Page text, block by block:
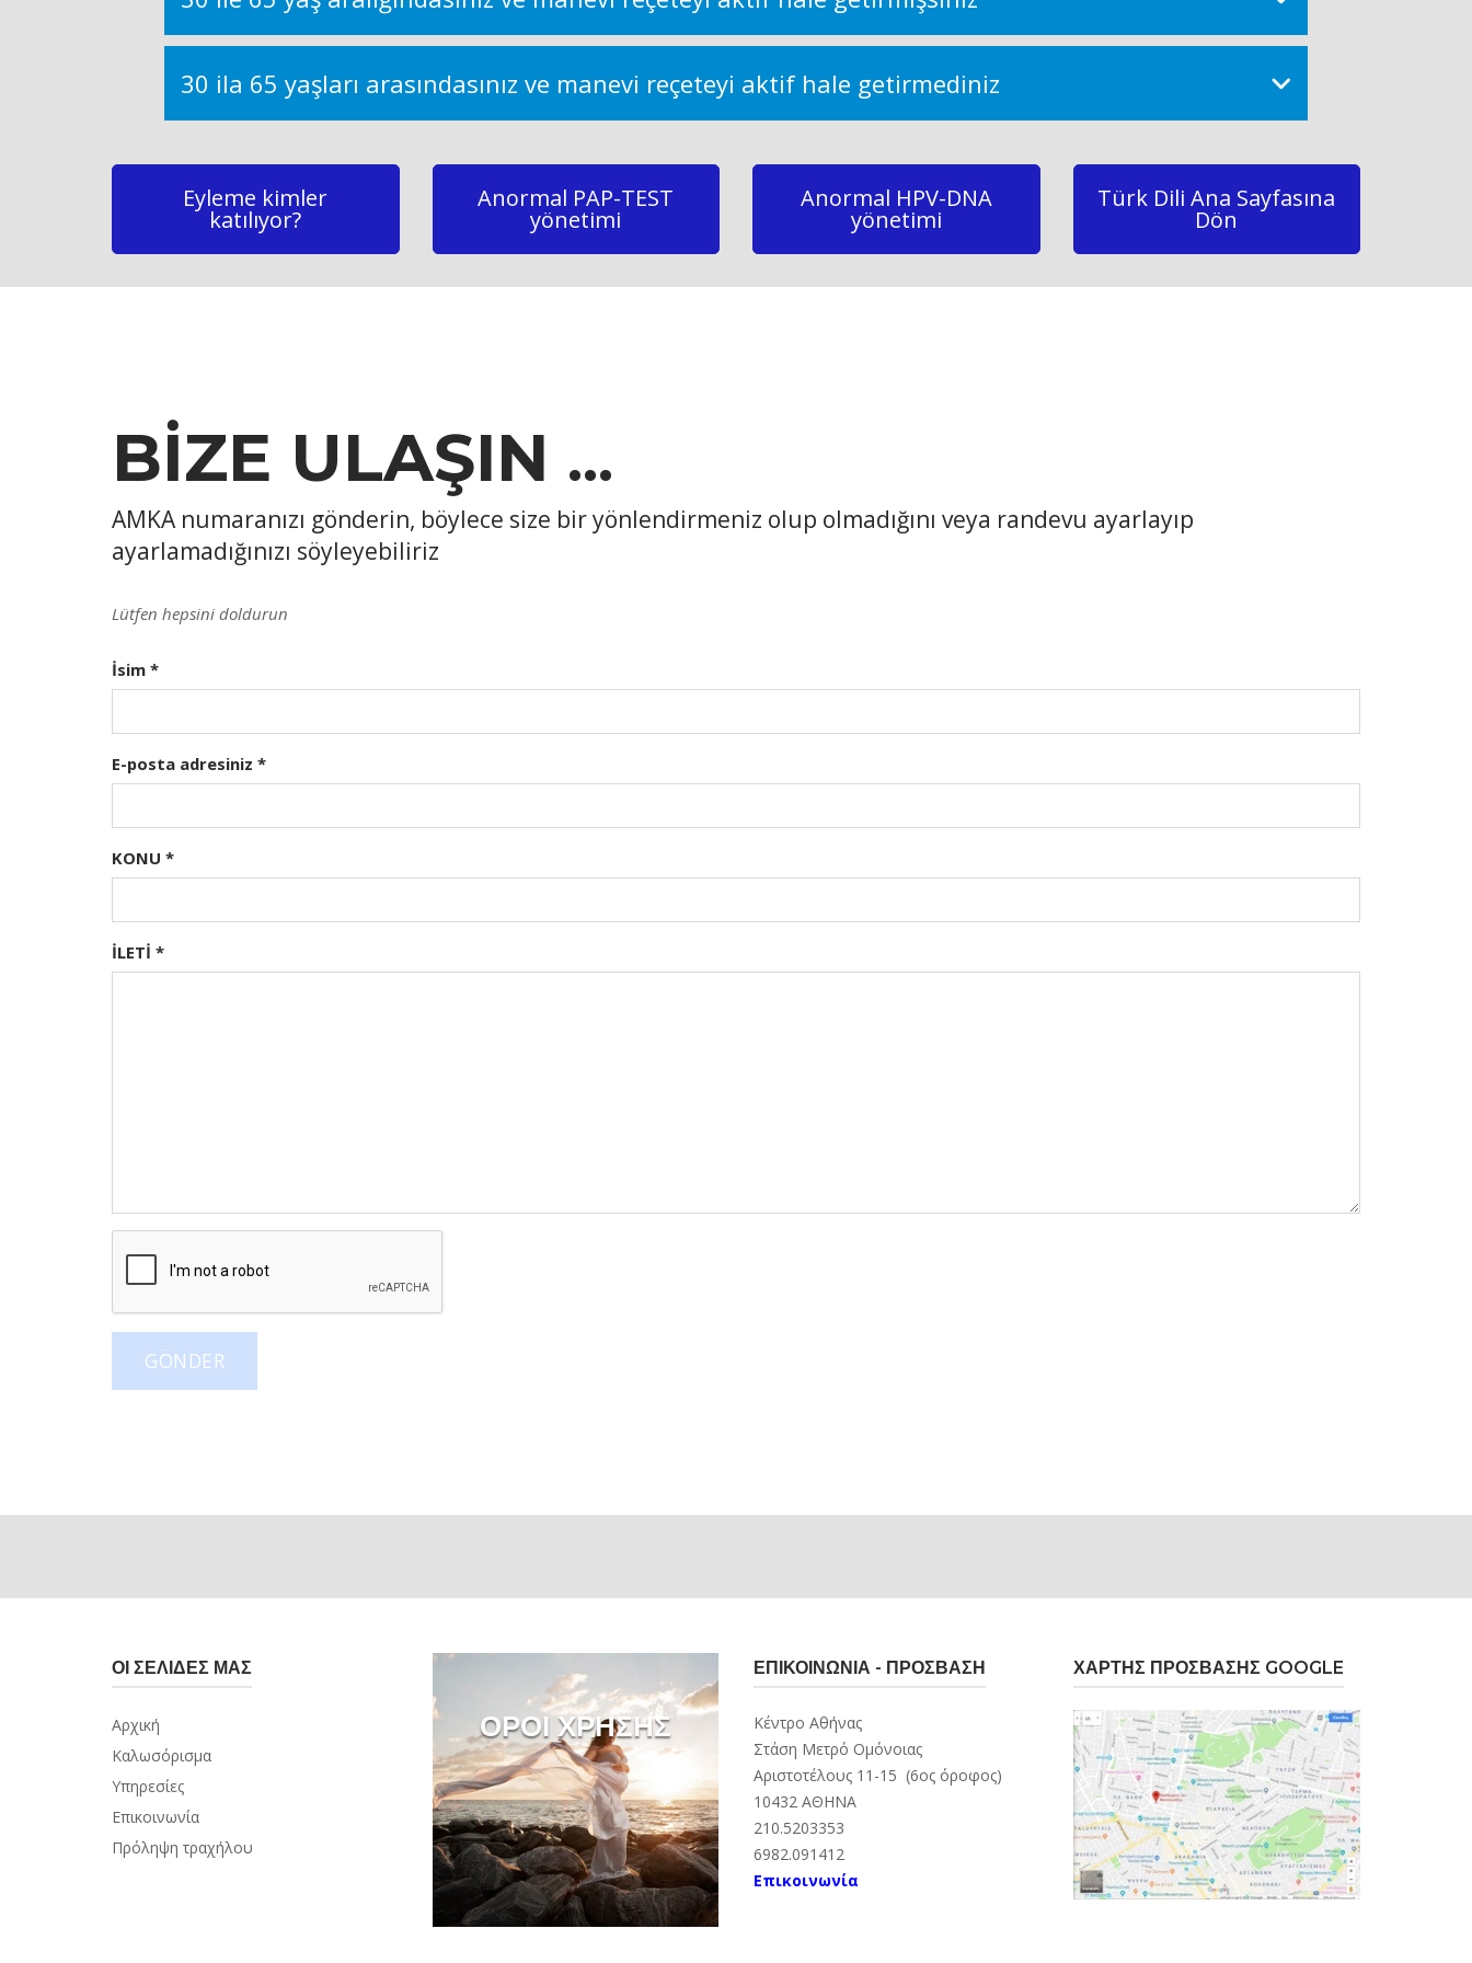
30 ila 65 yaşları arasındasınız ve manevi reçeteyi aktif hale getirmediniz
Eyleme kimler
katılıyor?
Anormal PAP-TEST
yönetimi
Anormal HPV-DNA
yönetimi
Türk Dili Ana Sayfasına
Dön
BİZE ULAŞIN ...
AMKA numaranızı gönderin, böylece size bir yönlendirmeniz olup olmadığını veya randevu ayarlayıp
ayarlamadığınızı söyleyebiliriz
Lütfen hepsini doldurun
İsim *
E-posta adresiniz *
KONU *
İLETİ *
GÖNDER
ΟΙ ΣΕΛΊΔΕΣ ΜΑΣ
Αρχική
Καλωσόρισμα
Υπηρεσίες
Επικοινωνία
Πρόληψη τραχήλου
ΟΡΟΙ ΧΡΗΣΗΣ
ΕΠΙΚΟΙΝΩΝΊΑ - ΠΡΌΣΒΑΣΗ
Κέντρο Αθήνας
Στάση Μετρό Ομόνοιας
Αριστοτέλους 11-15 (6ος όροφος)
10432 ΑΘΗΝΑ
210.5203353
6982.091412
Επικοινωνία
ΧΆΡΤΗΣ ΠΡΌΣΒΑΣΗΣ GOOGLE